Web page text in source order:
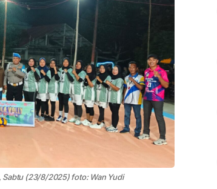
Sabtu (23/8/2025) foto: Wan Yudi